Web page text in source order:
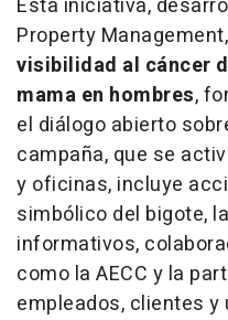
Esta iniciativa,
Property Management
visibilidad al cáncer
mama en hombres,
el diálogo abierto
campaña, que se
y oficinas, incluye
simbólico del bigote,
informativos,
como la AECC y la
empleados, clientes y